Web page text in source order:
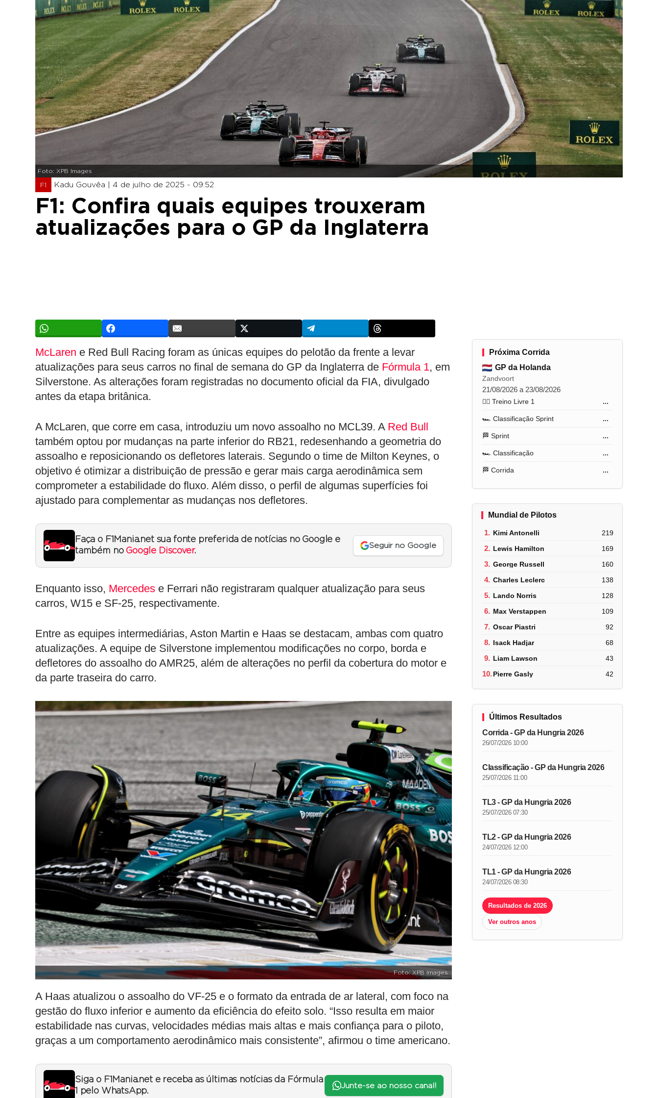
Foto: XPB Images
F1 Kadu Gouvêa | 4 de julho de 2025 - 09:52
F1: Confira quais equipes trouxeram
atualizações para o GP da Inglaterra
McLaren e Red Bull Racing foram as únicas equipes do pelotão da frente a levar
atualizações para seus carros no final de semana do GP da Inglaterra de Fórmula 1, em
Silverstone. As alterações foram registradas no documento oficial da FIA, divulgado
antes da etapa britânica.
A McLaren, que corre em casa, introduziu um novo assoalho no MCL39. A Red Bull
também optou por mudanças na parte inferior do RB21, redesenhando a geometria do
assoalho e reposicionando os defletores laterais. Segundo o time de Milton Keynes, o
objetivo é otimizar a distribuição de pressão e gerar mais carga aerodinâmica sem
comprometer a estabilidade do fluxo. Além disso, o perfil de algumas superfícies foi
ajustado para complementar as mudanças nos defletores.
Faça o F1Mania.net sua fonte preferida de notícias no Google e
também no Google Discover.
Seguir no Google
Enquanto isso, Mercedes e Ferrari não registraram qualquer atualização para seus
carros, W15 e SF-25, respectivamente.
Entre as equipes intermediárias, Aston Martin e Haas se destacam, ambas com quatro
atualizações. A equipe de Silverstone implementou modificações no corpo, borda e
defletores do assoalho do AMR25, além de alterações no perfil da cobertura do motor e
da parte traseira do carro.
Foto: XPB Images
A Haas atualizou o assoalho do VF-25 e o formato da entrada de ar lateral, com foco na
gestão do fluxo inferior e aumento da eficiência do efeito solo. “Isso resulta em maior
estabilidade nas curvas, velocidades médias mais altas e mais confiança para o piloto,
graças a um comportamento aerodinâmico mais consistente”, afirmou o time americano.
Siga o F1Mania.net e receba as últimas notícias da Fórmula
1 pelo WhatsApp.
Junte-se ao nosso canal!
Próxima Corrida
GP da Holanda
Zandvoort
21/08/2026 a 23/08/2026
🏋️‍♂️ Treino Livre 1 ...
🏎️ Classificação Sprint ...
🏁 Sprint ...
🏎️ Classificação ...
🏁 Corrida ...
Mundial de Pilotos
1. Kimi Antonelli 219
2. Lewis Hamilton 169
3. George Russell 160
4. Charles Leclerc 138
5. Lando Norris 128
6. Max Verstappen 109
7. Oscar Piastri 92
8. Isack Hadjar 68
9. Liam Lawson 43
10.Pierre Gasly 42
Últimos Resultados
Corrida - GP da Hungria 2026
26/07/2026 10:00
Classificação - GP da Hungria 2026
25/07/2026 11:00
TL3 - GP da Hungria 2026
25/07/2026 07:30
TL2 - GP da Hungria 2026
24/07/2026 12:00
TL1 - GP da Hungria 2026
24/07/2026 08:30
Resultados de 2026
Ver outros anos